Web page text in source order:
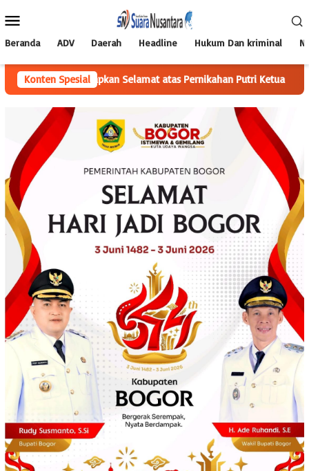
ke
Mobile
Beranda ADV Daerah Headline Hukum Dan kriminal
Konten Spesial
Ucapkan Selamat atas Pernikahan Putri Ketua Yunisa